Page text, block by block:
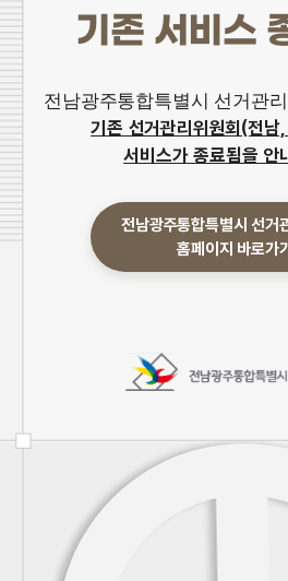
기존 서비스
전남광주통합특별시 선거관
기존 선거관리위원회(전남
서비스가 종료됨을 안
전남광주통합특별시 선거
홈페이지 바로가기